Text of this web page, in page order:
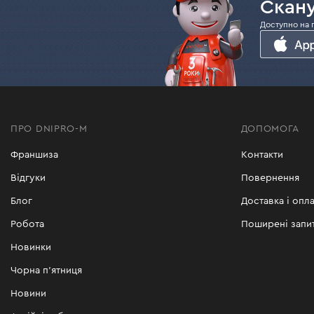
У нашому асортименті є універсальний
Комплектується двома змінними
Глибину обробки легко регулювати
Має місткий травозбірник.
Гарантія 3 роки.
Доступно на
ПРО DNIPRO-M
Франшиза
Відгуки
Блог
Робота
Новинки
Чорна п'ятниця
Новини
ДОПОМОГА
Контакти
Повернення
Доставка і
Поширені